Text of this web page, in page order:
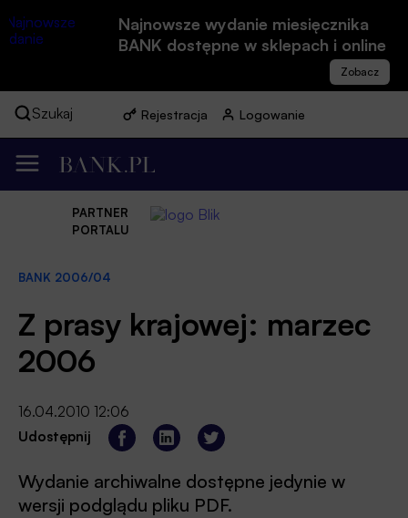
Najnowsze wydanie miesięcznika
BANK dostępne w sklepach i online
Szukaj Rejestracja Logowanie
PARTNER
PORTALU
BANK 2006/04
Z prasy krajowej: marzec
2006
16.04.2010 12:06
Udostępnij
Wydanie archiwalne dostępne jedynie w
wersji podglądu pliku PDF.